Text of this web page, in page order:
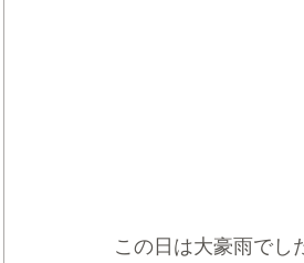
この日は大豪雨でし